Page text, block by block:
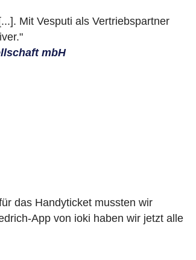
Mit Vesputi als Vertriebspartner
mbH​
das Handyticket mussten wir
App von ioki haben wir jetzt alle